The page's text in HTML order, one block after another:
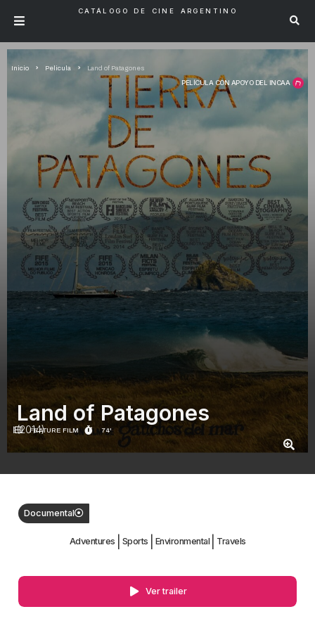
CATÁLOGO DE CINE ARGENTINO
PELÍCULA CON APOYO DEL INCAA
Inicio Pelicula Land of Patagones
FEATURE FILM 74'
Land of Patagones
(2014)
Documental
Adventures Sports Environmental Travels
Ver trailer